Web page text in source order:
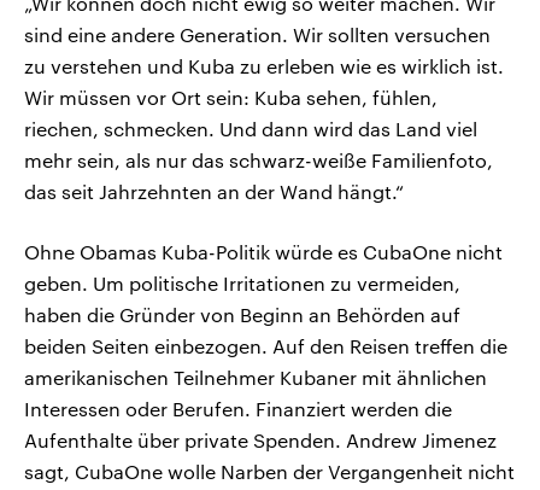
sind eine andere Generation. Wir sollten versuchen
zu verstehen und Kuba zu erleben wie es wirklich ist.
Wir müssen vor Ort sein: Kuba sehen, fühlen,
riechen, schmecken. Und dann wird das Land viel
mehr sein, als nur das schwarz-weiße Familienfoto,
das seit Jahrzehnten an der Wand hängt.“
Ohne Obamas Kuba-Politik würde es CubaOne nicht
geben. Um politische Irritationen zu vermeiden,
haben die Gründer von Beginn an Behörden auf
beiden Seiten einbezogen. Auf den Reisen treffen die
amerikanischen Teilnehmer Kubaner mit ähnlichen
Interessen oder Berufen. Finanziert werden die
Aufenthalte über private Spenden. Andrew Jimenez
sagt, CubaOne wolle Narben der Vergangenheit nicht